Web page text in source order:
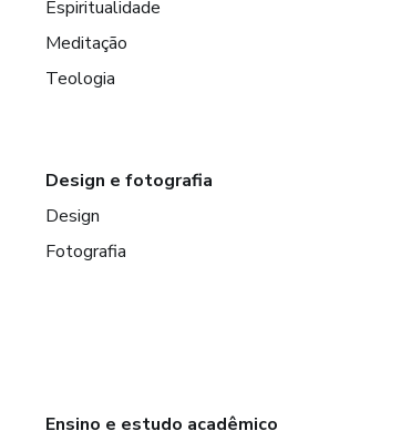
Espiritualidade
Meditação
Teologia
Design e fotografia
Design
Fotografia
Ensino e estudo acadêmico